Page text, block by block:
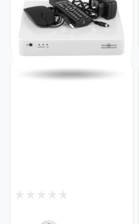
Гибридный
видеорегистратор AHD GV-
S-035/04 1080N